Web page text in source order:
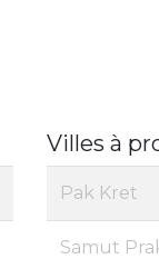
Villes à
Pak Kret
Samut